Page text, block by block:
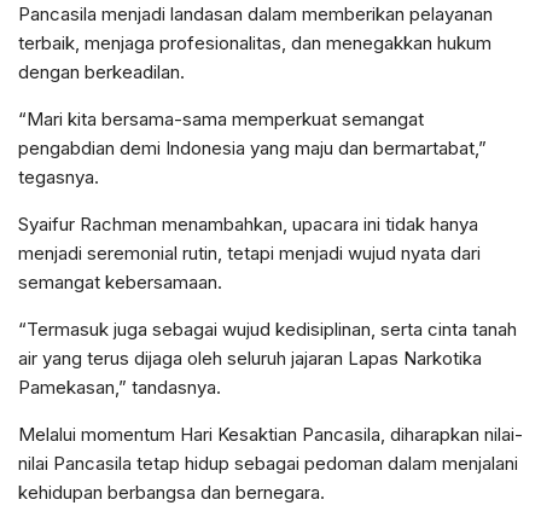
Pancasila menjadi landasan dalam memberikan pelayanan
terbaik, menjaga profesionalitas, dan menegakkan hukum
dengan berkeadilan.
“Mari kita bersama-sama memperkuat semangat
pengabdian demi Indonesia yang maju dan bermartabat,”
tegasnya.
Syaifur Rachman menambahkan, upacara ini tidak hanya
menjadi seremonial rutin, tetapi menjadi wujud nyata dari
semangat kebersamaan.
“Termasuk juga sebagai wujud kedisiplinan, serta cinta tanah
air yang terus dijaga oleh seluruh jajaran Lapas Narkotika
Pamekasan,” tandasnya.
Melalui momentum Hari Kesaktian Pancasila, diharapkan nilai-
nilai Pancasila tetap hidup sebagai pedoman dalam menjalani
kehidupan berbangsa dan bernegara.